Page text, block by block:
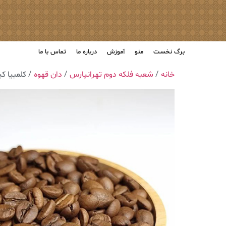
برگ نخست منو آموزش درباره ما تماس با ما
خانه / شعبه فلکه دوم تهرانپارس / دان قهوه / کلمبیا